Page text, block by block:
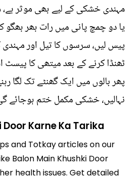
مہندی خشکی کے لیے بھی موثر
یا دو چمچ پانی میں رات بھر بھگو
پیس لیں، سرسوں کا تیل اور
ٹھنڈا کرنے کے بعد میتھی کا
پھر بالوں میں ایک گھنٹے تک لگا
نہالیں، خشکی مکمل ختم ہوجائے
Karne Ka Tarika
and Totkay articles on our
Balon Main Khushki Door
health issues. Get detailed